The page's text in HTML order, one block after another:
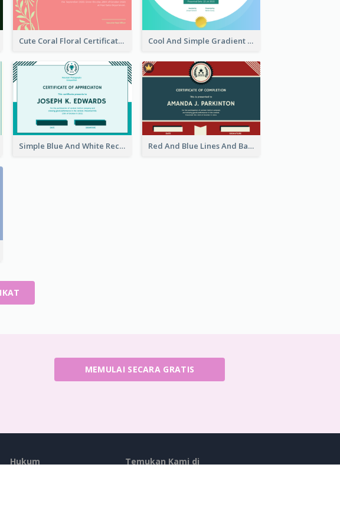
Cute Coral Floral Certificate Design For Appreciation Cool And Simple Gradient Refreshing Certificate Design
Simple Blue And White Rectangle Certificate Red And Blue Lines And Badge Completion Certificate
MEMULAI SECARA GRATIS
Hukum Temukan Kami di